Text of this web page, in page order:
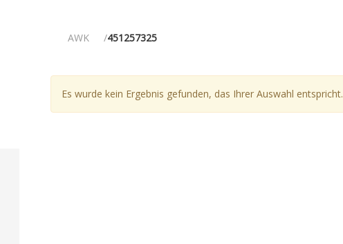
AWK 451257325
Es wurde kein Ergebnis gefunden, das Ihrer Auswahl entspricht.